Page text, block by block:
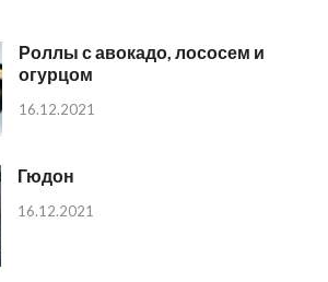
Роллы с авокадо, лососем и
огурцом
16.12.2021
Гюдон
16.12.2021